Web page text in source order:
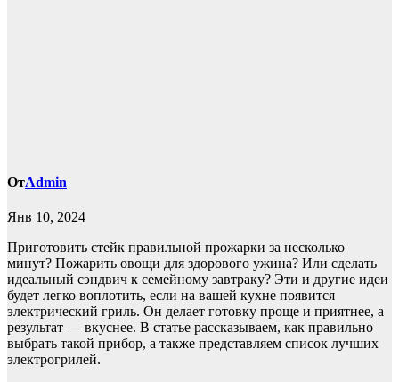
ОтAdmin
Янв 10, 2024
Приготовить стейк правильной прожарки за несколько
минут? Пожарить овощи для здорового ужина? Или сделать
идеальный сэндвич к семейному завтраку? Эти и другие идеи
будет легко воплотить, если на вашей кухне появится
электрический гриль. Он делает готовку проще и приятнее, а
результат — вкуснее. В статье рассказываем, как правильно
выбрать такой прибор, а также представляем список лучших
электрогрилей.